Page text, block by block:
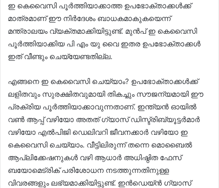
ഇ കെവൈസി പൂർത്തിയാക്കാത്ത ഉപഭോക്താക്കൾക്ക്
മാത്രമാണ് ഈ നിർദേശം ബാധകമാകുകയെന്ന്
മന്ത്രാലയം വ്യക്തമാക്കിയിട്ടുണ്ട്. മുൻപ് ഇ കെവൈസി
പൂർത്തിയാക്കിയ പി എം യു വൈ ഇതര ഉപഭോക്താക്കൾ
ഇത് വീണ്ടും ചെയ്യേണ്ടതില്ല.
എങ്ങനെ ഇ കെവൈസി ചെയ്യാം? ഉപഭോക്താക്കൾക്ക്
ലളിതവും സുരക്ഷിതവുമായി തികച്ചും സൗജന്യമായി ഈ
പ്രക്രിയ പൂർത്തിയാക്കാവുന്നതാണ്. ഇന്ത്യൻ ഓയിൽ
വൺ ആപ്പ് വഴിയോ അതത് ഗ്യാസ് ഡിസ്ട്രിബ്യൂട്ടർമാർ
വഴിയോ എൽപിജി ഡെലിവറി ജീവനക്കാർ വഴിയോ ഇ
കെവൈസി ചെയ്യാം. വീട്ടിലിരുന്ന് തന്നെ മൊബൈൽ
ആപ്ലിക്കേഷനുകൾ വഴി ആധാർ അധിഷ്ഠിത ഫേസ്
ബയോമെട്രിക് പരിശോധന നടത്തുന്നതിനുള്ള
വിവരങ്ങളും ലഭ്യമാക്കിയിട്ടുണ്ട്. ഇൻഡെയ്ൻ ഗ്യാസ്